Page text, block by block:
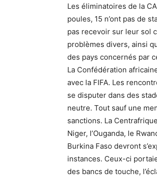
Les éliminatoires de la
poules, 15 n’ont pas de
pas recevoir sur leur sol
problèmes divers, ainsi
des pays concernés par
La Confédération
avec la FIFA. Les
se disputer dans des
neutre. Tout sauf une
sanctions. La
Niger, l’Ouganda, le
Burkina Faso devront
instances. Ceux-ci
des bancs de touche,